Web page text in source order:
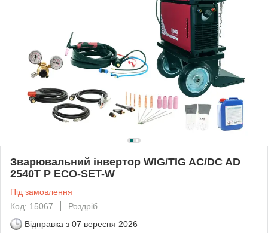
Зварювальний інвертор WIG/TIG AC/DC AD
2540T P ECO-SET-W
Під замовлення
Код: 15067
Роздріб
Відправка з 07 вересня 2026